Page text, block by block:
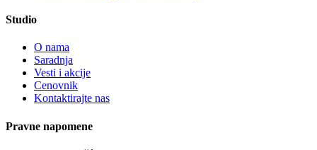
Studio
O nama
Saradnja
Vesti i akcije
Cenovnik
Kontaktirajte nas
Pravne napomene